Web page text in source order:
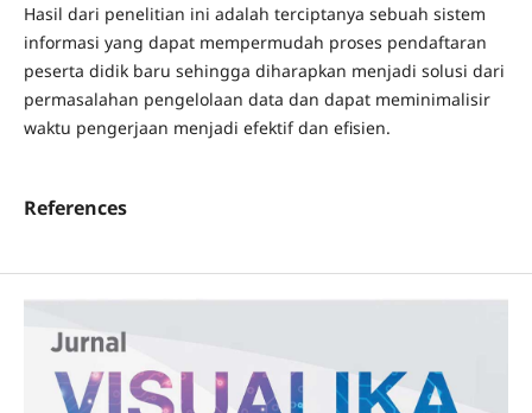
Hasil dari penelitian ini adalah terciptanya sebuah sistem
informasi yang dapat mempermudah proses pendaftaran
peserta didik baru sehingga diharapkan menjadi solusi dari
permasalahan pengelolaan data dan dapat meminimalisir
waktu pengerjaan menjadi efektif dan efisien.
References